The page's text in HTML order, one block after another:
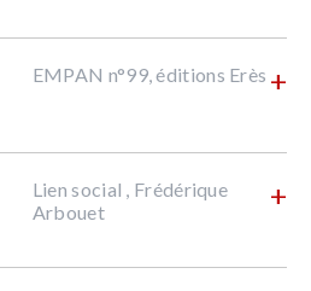
EMPAN n°99, éditions Erès +
Lien social , Frédérique
Arbouet
+